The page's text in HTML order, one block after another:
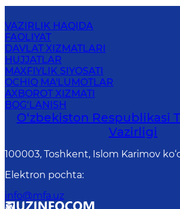
VAZIRLIK HAQIDA
FAOLIYAT
DAVLAT XIZMATLARI
HUJJATLAR
MAXFIYLIK SIYOSATI
OCHIQ MA'LUMOTLAR
AXBOROT XIZMATI
BOG‘LANISH
O‘zbеkistоn Rеspublikаsi
Vаzirligi
100003, Toshkent, Islom Karimov
Elektron pochta:
info@mfa.uz